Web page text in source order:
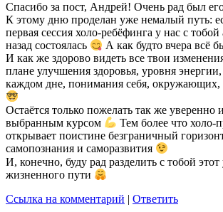
Спасибо за пост, Андрей! Очень рад был
К этому дню проделан уже немалый путь:
первая сессия холо-ребёфинга у нас с
назад состоялась
А как будто вчера всё
И как же здорово видеть все твои
плане улучшения здоровья, уровня
каждом дне, понимания себя, окружающих,
Остаётся только пожелать так же уверенно
выбранным курсом
Тем более что холо-
открывает поистине безграничный
самопознания и саморазвития
И, конечно, буду рад разделить с тобой этот
жизненного пути
Ссылка на комментарий | Ответить